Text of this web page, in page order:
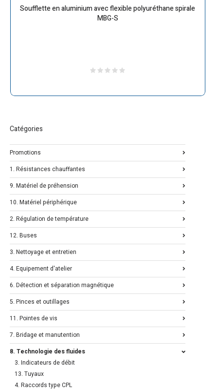
Soufflette en aluminium avec flexible polyuréthane spirale
MBG-S
Catégories
Promotions
1. Résistances chauffantes
9. Matériel de préhension
10. Matériel périphérique
2. Régulation de température
12. Buses
3. Nettoyage et entretien
4. Equipement d'atelier
6. Détection et séparation magnétique
5. Pinces et outillages
11. Pointes de vis
7. Bridage et manutention
8. Technologie des fluides
3. Indicateurs de débit
13. Tuyaux
4. Raccords type CPL